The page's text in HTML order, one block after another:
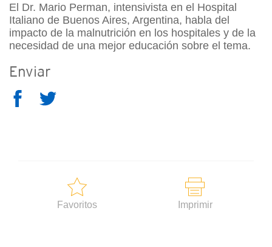
El Dr. Mario Perman, intensivista en el Hospital
Italiano de Buenos Aires, Argentina, habla del
impacto de la malnutrición en los hospitales y de la
necesidad de una mejor educación sobre el tema.
Enviar
Favoritos Imprimir